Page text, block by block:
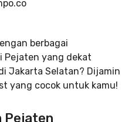
berbagai
Pejaten yang dekat
Jakarta Selatan? Dijamin
yang cocok untuk kamu!
Pejaten